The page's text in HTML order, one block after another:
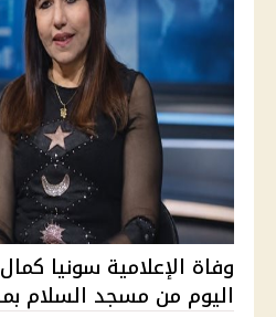
وفاة الإعلامية سونيا
اليوم من مسجد السلام